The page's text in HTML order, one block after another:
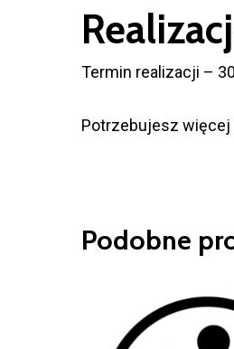
Termin realizacji –
Potrzebujesz więcej
Podobne